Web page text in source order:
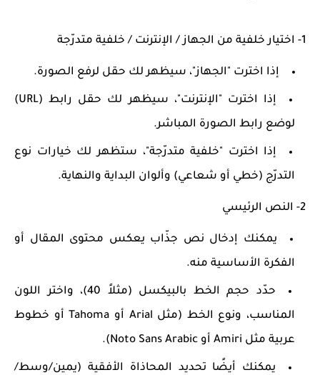
1- اختيار خلفية من الجهاز / الإنترنت / خلفية متدرّجة
إذا اخترت "الجهاز"، سيظهر لك حقل لرفع الصورة.
إذا اخترت "الإنترنت"، سيظهر لك حقل رابط (URL)
لوضع رابط الصورة المباشر.
إذا اخترت "خلفية متدرّجة"، ستظهر لك خيارات نوع
التدرّج (خطي أو شعاعي) وألوان البداية والنهاية.
2- النص الرئيسي
يمكنك إدخال نص جذّاب يعكس محتوى المقال أو
الفكرة الأساسية منه.
حدّد حجم الخط بالبيكسل (مثلاً 40)، واختر اللون
المناسب، ونوع الخط (مثل Arial أو Tahoma أو خطوط
عربية مثل Amiri أو Noto Sans Arabic).
يمكنك أيضًا تحديد المحاذاة الأفقية (يمين/وسط/